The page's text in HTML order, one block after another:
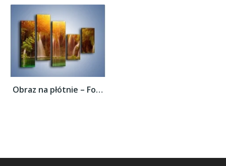
Obraz na płótnie – Fontanny z wodospadów –...